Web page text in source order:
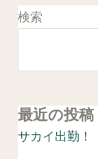
検索
最近の投稿
サカイ出勤！